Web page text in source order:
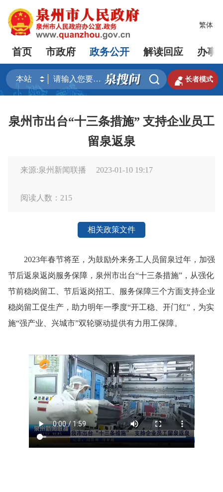
繁体
首页 市政府 政务公开 解读回应 办事
  长者模式
泉州市出台“十三条措施” 支持企业员工
留泉返泉
来源:泉州新闻联播 2023-01-10 19:17
阅读人数： 215
相关政策文件
2023年春节将至，为鼓励外来务工人员留泉过年，加强
节后返泉返岗服务保障，泉州市出台“十三条措施”，从强化
节前稳岗留工、节后返岗招工、服务保障三个方面支持企业
稳岗留工促生产，助力明年一季度“开工稳、开门红”，为实
施“强产业、兴城市”双轮驱动提供有力用工保障。